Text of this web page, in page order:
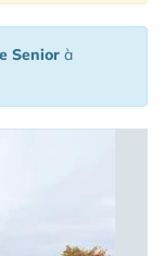
Senior à